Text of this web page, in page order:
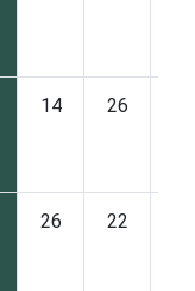
14 26
26 22